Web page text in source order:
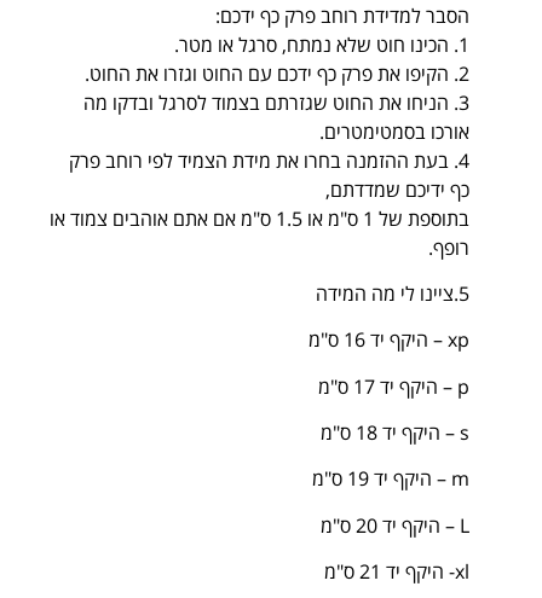
הסבר למדידת רוחב פרק כף ידכם:
1. הכינו חוט שלא נמתח, סרגל או מטר.
2. הקיפו את פרק כף ידכם עם החוט וגזרו את החוט.
3. הניחו את החוט שגזרתם בצמוד לסרגל ובדקו מה
אורכו בסמטימטרים.
4. בעת ההזמנה בחרו את מידת הצמיד לפי רוחב פרק
כף ידיכם שמדדתם,
בתוספת של 1 ס"מ או 1.5 ס"מ אם אתם אוהבים צמוד או
רופף.
5.ציינו לי מה המידה
xp – היקף יד 16 ס"מ
p – היקף יד 17 ס"מ
s – היקף יד 18 ס"מ
m – היקף יד 19 ס"מ
L – היקף יד 20 ס"מ
xl- היקף יד 21 ס"מ